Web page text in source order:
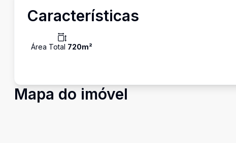
Características
Área Total 720m²
Mapa do imóvel